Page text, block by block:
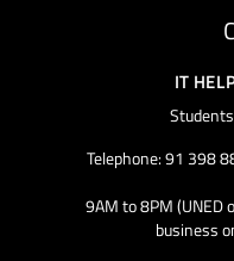
IT
Telephone: 91 398
9AM to 8PM (UNED
business